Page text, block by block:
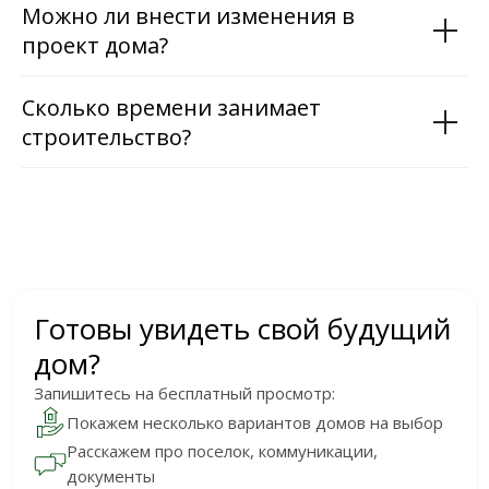
Можно ли внести изменения в
проект дома?
Сколько времени занимает
строительство?
Готовы увидеть свой будущий
дом?
Запишитесь на бесплатный просмотр:
Покажем несколько вариантов домов на выбор
Расскажем про поселок, коммуникации,
документы